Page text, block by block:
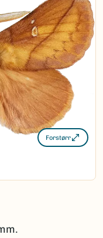
Forstørr